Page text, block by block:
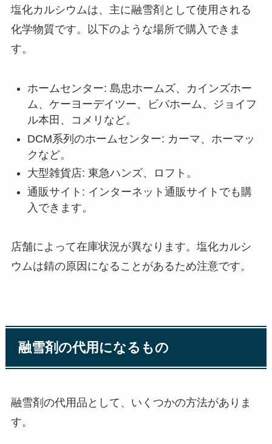
塩化カルシウムは、主に融雪剤として使用される
化学物質です。以下のような場所で購入できま
す。
ホームセンター: 島忠ホームズ、カインズホー
ム、ケーヨーデイツー、ビバホーム、ジョイフ
ル本田、コメリなど。
DCM系列のホームセンター: カーマ、ホーマッ
クなど。
大型雑貨店: 東急ハンズ、ロフト。
通販サイト: インターネット通販サイトでも購
入できます。
店舗によって在庫状況が異なります。塩化カルシ
ウムは錆の原因になることがあるため注意です。
融雪剤の代用になるもの
融雪剤の代用品として、いくつかの方法がありま
す。